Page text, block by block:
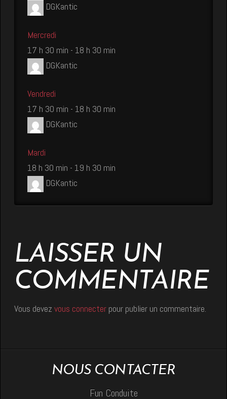
DGKantic
Mercredi
17 h 30 min - 18 h 30 min
DGKantic
Vendredi
17 h 30 min - 18 h 30 min
DGKantic
Mardi
18 h 30 min - 19 h 30 min
DGKantic
LAISSER UN
COMMENTAIRE
Vous devez vous connecterpour publier un commentaire.
NOUS CONTACTER
Fun Conduite